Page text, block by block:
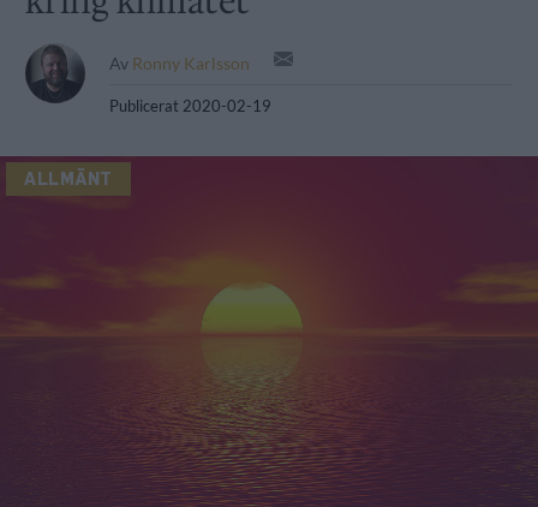
Av Ronny Karlsson
Publicerat 2020-02-19
ALLMÄNT